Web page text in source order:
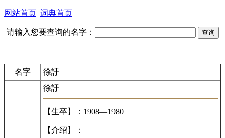
网站首页 词典首页
请输入您要查询的名字：
名字 徐訏
徐訏
【生卒】：1908—1980
【介绍】：